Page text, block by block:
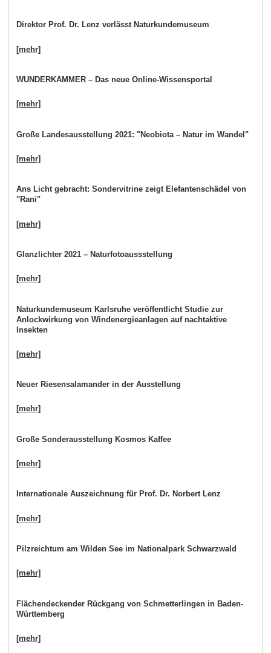
Direktor Prof. Dr. Lenz verlässt Naturkundemuseum
[mehr]
WUNDERKAMMER – Das neue Online-Wissensportal
[mehr]
Große Landesausstellung 2021: "Neobiota – Natur im Wandel"
[mehr]
Ans Licht gebracht: Sondervitrine zeigt Elefantenschädel von
"Rani"
[mehr]
Glanzlichter 2021 – Naturfotoaussstellung
[mehr]
Naturkundemuseum Karlsruhe veröffentlicht Studie zur
Anlockwirkung von Windenergieanlagen auf nachtaktive
Insekten
[mehr]
Neuer Riesensalamander in der Ausstellung
[mehr]
Große Sonderausstellung Kosmos Kaffee
[mehr]
Internationale Auszeichnung für Prof. Dr. Norbert Lenz
[mehr]
Pilzreichtum am Wilden See im Nationalpark Schwarzwald
[mehr]
Flächendeckender Rückgang von Schmetterlingen in Baden-
Württemberg
[mehr]